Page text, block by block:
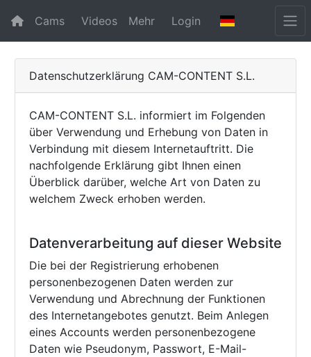
Cams Videos Mehr Login
Datenschutzerklärung CAM-CONTENT S.L.
CAM-CONTENT S.L. informiert im Folgenden
über Verwendung und Erhebung von Daten in
Verbindung mit diesem Internetauftritt. Die
nachfolgende Erklärung gibt Ihnen einen
Überblick darüber, welche Art von Daten zu
welchem Zweck erhoben werden.
Datenverarbeitung auf dieser Website
Die bei der Registrierung erhobenen
personenbezogenen Daten werden zur
Verwendung und Abrechnung der Funktionen
des Internetangebotes genutzt. Beim Anlegen
eines Accounts werden personenbezogene
Daten wie Pseudonym, Passwort, E-Mail-